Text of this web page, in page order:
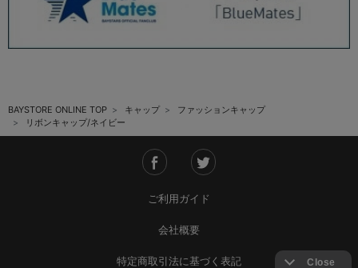
BAYSTORE ONLINE TOP キャップ
ファッションキャップ
リボンキャップ/ネイビー
ご利用ガイド
会社概要
特定商取引法に基づく表記